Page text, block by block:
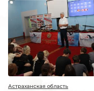
Астраханская область